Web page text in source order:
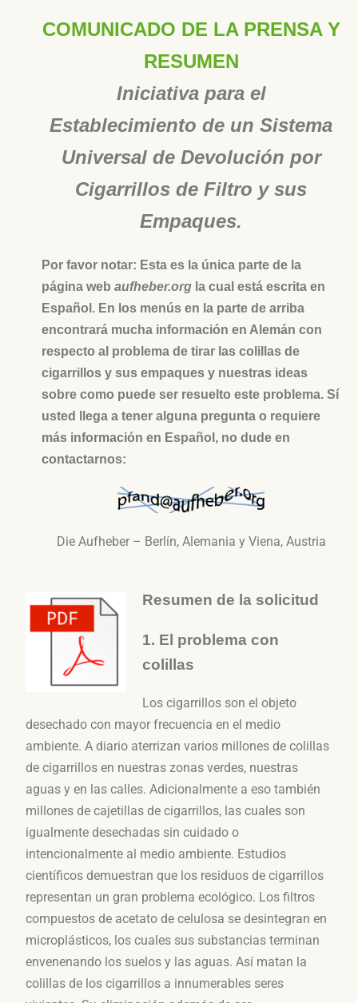
COMUNICADO DE LA PRENSA Y
RESUMEN
Iniciativa para el
Establecimiento de un Sistema
Universal de Devolución por
Cigarrillos de Filtro y sus
Empaques.
Por favor notar: Esta es la única parte de la
página web aufheber.orgla cual está escrita en
Español. En los menús en la parte de arriba
encontrará mucha información en Alemán con
respecto al problema de tirar las colillas de
cigarrillos y sus empaques y nuestras ideas
sobre como puede ser resuelto este problema. Sí
usted llega a tener alguna pregunta o requiere
más información en Español, no dude en
contactarnos:
Die Aufheber – Berlín, Alemania y Viena, Austria
Resumen de la solicitud
1. El problema con
colillas
Los cigarrillos son el objeto
desechado con mayor frecuencia en el medio
ambiente. A diario aterrizan varios millones de colillas
de cigarrillos en nuestras zonas verdes, nuestras
aguas y en las calles. Adicionalmente a eso también
millones de cajetillas de cigarrillos, las cuales son
igualmente desechadas sin cuidado o
intencionalmente al medio ambiente. Estudios
científicos demuestran que los residuos de cigarrillos
representan un gran problema ecológico. Los filtros
compuestos de acetato de celulosa se desintegran en
microplásticos, los cuales sus substancias terminan
envenenando los suelos y las aguas. Así matan la
colillas de los cigarrillos a innumerables seres